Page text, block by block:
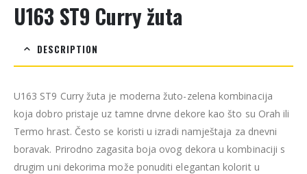
U163 ST9 Curry žuta
DESCRIPTION
U163 ST9 Curry žuta je moderna žuto-zelena kombinacija
koja dobro pristaje uz tamne drvne dekore kao što su Orah ili
Termo hrast. Često se koristi u izradi namještaja za dnevni
boravak. Prirodno zagasita boja ovog dekora u kombinaciji s
drugim uni dekorima može ponuditi elegantan kolorit u